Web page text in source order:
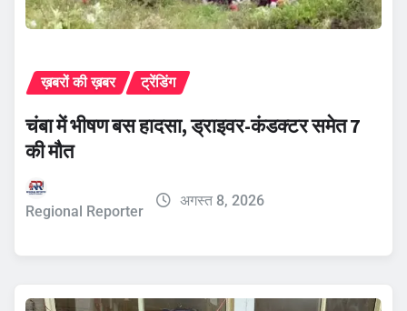
ख़बरों की ख़बर ट्रेंडिंग
चंबा में भीषण बस हादसा, ड्राइवर-कंडक्टर समेत 7
की मौत
Regional Reporter
अगस्त 8, 2026